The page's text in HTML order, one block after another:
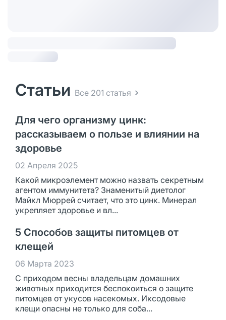
Статьи Все 201 статья
Для чего организму цинк:
рассказываем о пользе и влиянии на
здоровье
02 Апреля 2025
Какой микроэлемент можно назвать секретным
агентом иммунитета? Знаменитый диетолог
Майкл Мюррей считает, что это цинк. Минерал
укрепляет здоровье и вл...
5 Способов защиты питомцев от
клещей
06 Марта 2023
С приходом весны владельцам домашних
животных приходится беспокоиться о защите
питомцев от укусов насекомых. Иксодовые
клещи опасны не только для соба...